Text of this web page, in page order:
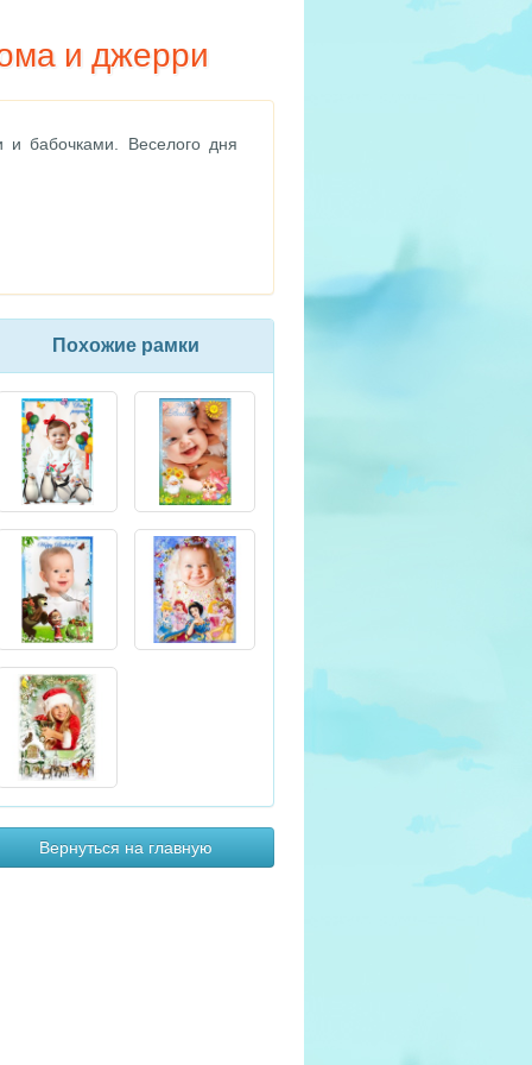
и джерри
бабочками. Веселого дня
Похожие рамки
Вернуться на главную